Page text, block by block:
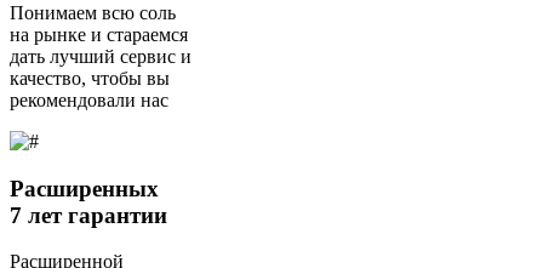
Понимаем всю соль
на рынке и стараемся
дать лучший сервис и
качество, чтобы вы
рекомендовали нас
Расширенных
7 лет гарантии
Расширенной